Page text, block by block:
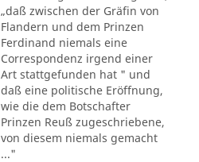
„daß zwischen der Gräfin von
Flandern und dem Prinzen
Ferdinand niemals eine
Correspondenz irgend einer
Art stattgefunden hat " und
daß eine politische Eröffnung,
wie die dem Botschafter
Prinzen Reuß zugeschriebene,
von diesem niemals gemacht
..."